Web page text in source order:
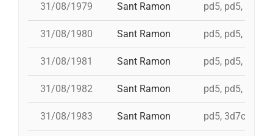
31/08/1979 Sant Ramon pd5, pd5, pd5,
31/08/1980 Sant Ramon pd5, pd5, pd5,
31/08/1981 Sant Ramon pd5, pd5, pd5,
31/08/1982 Sant Ramon pd5, pd5, pd5,
31/08/1983 Sant Ramon pd5, 3d7c,